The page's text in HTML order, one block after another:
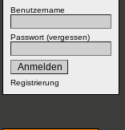
Benutzername
Passwort (vergessen)
Registrierung